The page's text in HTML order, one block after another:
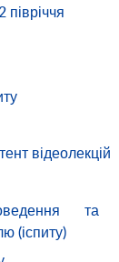
відеолекцій
та
(іспиту)